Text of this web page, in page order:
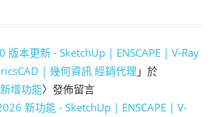
版本更新 - SketchUp | ENSCAPE | V-Ray
| 幾何資訊 經銷代理 」於
增功能〉發佈留言
新功能 - SketchUp | ENSCAPE | V-